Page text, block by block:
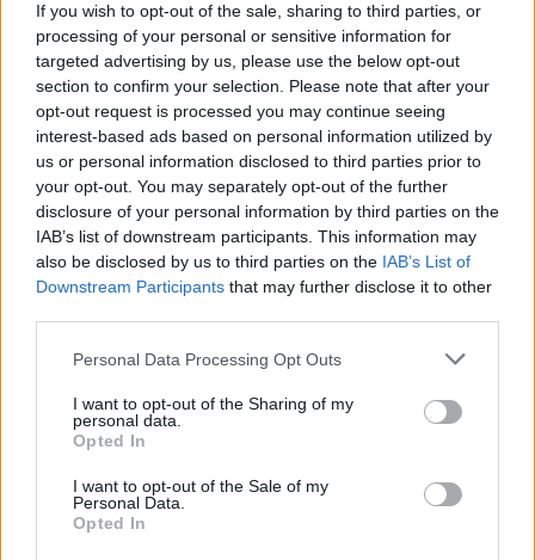
If you wish to opt-out of the sale, sharing to third parties, or
processing of your personal or sensitive information for
targeted advertising by us, please use the below opt-out
section to confirm your selection. Please note that after your
opt-out request is processed you may continue seeing
interest-based ads based on personal information utilized by
us or personal information disclosed to third parties prior to
your opt-out. You may separately opt-out of the further
disclosure of your personal information by third parties on the
IAB’s list of downstream participants. This information may
also be disclosed by us to third parties on the IAB’s List of
Downstream Participants that may further disclose it to other
Please note that this website/app uses one or more Google
not limited to your visit or usage behaviour. You may click to
grant or deny consent to Google and its third-party tags to
use your data for below specified purposes in below Google
consent section.
Personal Data Processing Opt Outs
I want to opt-out of the Sharing of my
personal data.
Opted In
I want to opt-out of the Sale of my
Personal Data.
Opted In
15'Ο ΠΑΟΚ έχει την κατοχή της
μπάλας, αλλά δεν έχει φτιάξει
ακόμα μεγάλη φάση - Η Ριέκα
αμύνεται
21:52 | 21.08.2025
7'Μεγάλη επέμβαση του
Παβλένκα του ΠΑΟΚ σε
διαγώνιο σουτ του
Φρουκ - Με το ένα χέρι
έδιωξε
21:50 | 21.08.2025
5'Σε θέση επίθεσης ο ΠΑΟΚ στα
πρώτα λεπτά του αγώνα,